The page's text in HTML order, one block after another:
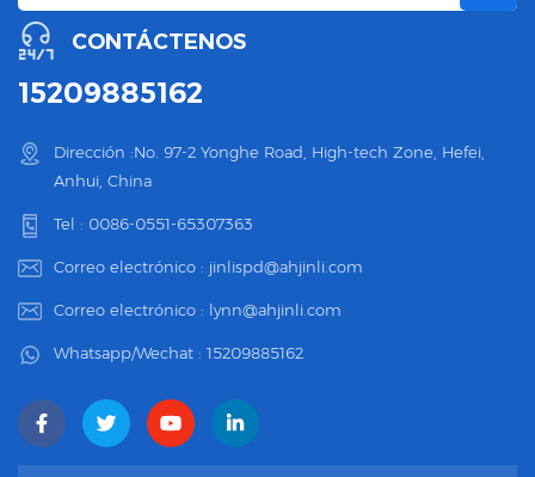
CONTÁCTENOS
15209885162
Dirección :No. 97-2 Yonghe Road, High-tech Zone, Hefei,
Anhui, China
Tel : 0086-0551-65307363
Correo electrónico : jinlispd@ahjinli.com
Correo electrónico : lynn@ahjinli.com
Whatsapp/Wechat : 15209885162